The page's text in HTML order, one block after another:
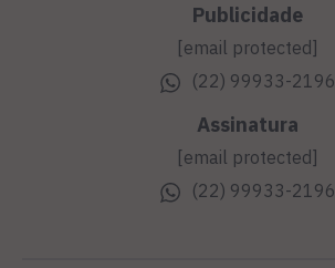
Publicidade
[email protected]
(22) 99933-2196
Assinatura
[email protected]
(22) 99933-2196